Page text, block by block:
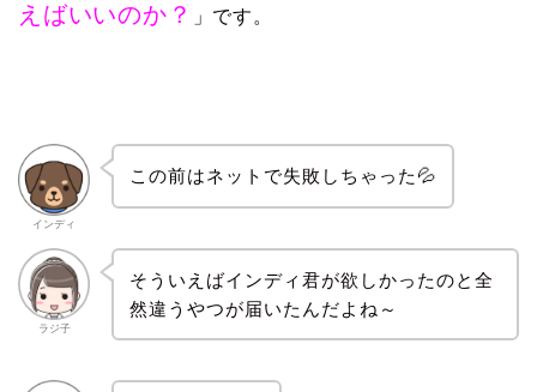
えばいいのか？
」です。
インディ
この前はネットで失敗しちゃった💦
ラジ子
そういえばインディ君が欲しかったのと全
然違うやつが届いたんだよね～